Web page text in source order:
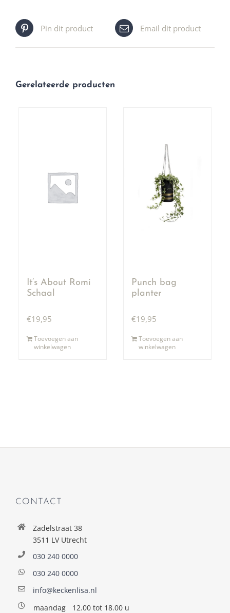
Pin dit product Email dit product
Gerelateerde producten
It’s About Romi
Schaal
€19,95
Toevoegen aan
winkelwagen
Punch bag
planter
€19,95
Toevoegen aan
winkelwagen
CONTACT
Zadelstraat 38
3511 LV Utrecht
030 240 0000
030 240 0000
info@keckenlisa.nl
maandag
12.00 tot 18.00 u